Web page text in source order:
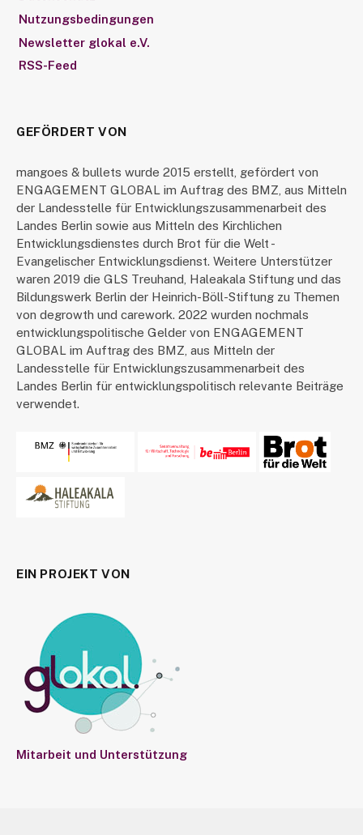
Nutzungsbedingungen
Newsletter glokal e.V.
RSS-Feed
GEFÖRDERT VON
mangoes & bullets wurde 2015 erstellt, gefördert von
ENGAGEMENT GLOBAL im Auftrag des BMZ, aus Mitteln
der Landesstelle für Entwicklungszusammenarbeit des
Landes Berlin sowie aus Mitteln des Kirchlichen
Entwicklungsdienstes durch Brot für die Welt -
Evangelischer Entwicklungsdienst. Weitere Unterstützer
waren 2019 die GLS Treuhand, Haleakala Stiftung und das
Bildungswerk Berlin der Heinrich-Böll-Stiftung zu Themen
von degrowth und carework. 2022 wurden nochmals
entwicklungspolitische Gelder von ENGAGEMENT
GLOBAL im Auftrag des BMZ, aus Mitteln der
Landesstelle für Entwicklungszusammenarbeit des
Landes Berlin für entwicklungspolitisch relevante Beiträge
verwendet.
EIN PROJEKT VON
Mitarbeit und Unterstützung